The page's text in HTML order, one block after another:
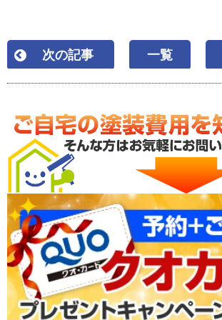
次の記事 一覧